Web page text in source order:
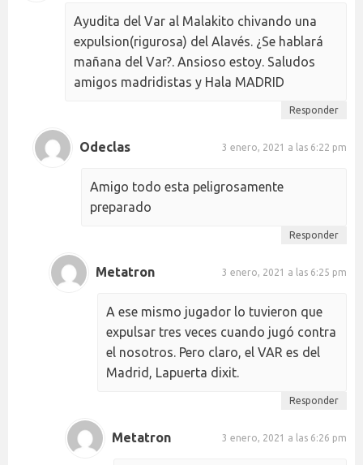
Ayudita del Var al Malakito chivando una
expulsion(rigurosa) del Alavés. ¿Se hablará
mañana del Var?. Ansioso estoy. Saludos
amigos madridistas y Hala MADRID
Responder
Odeclas 3 enero, 2021 a las 6:22 pm
Amigo todo esta peligrosamente
preparado
Responder
Metatron 3 enero, 2021 a las 6:25 pm
A ese mismo jugador lo tuvieron que
expulsar tres veces cuando jugó contra
el nosotros. Pero claro, el VAR es del
Madrid, Lapuerta dixit.
Responder
Metatron 3 enero, 2021 a las 6:26 pm